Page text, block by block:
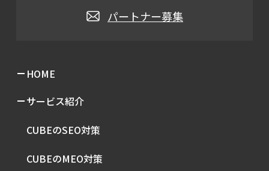
パートナー募集
HOME
サービス紹介
CUBEのSEO対策
CUBEのMEO対策